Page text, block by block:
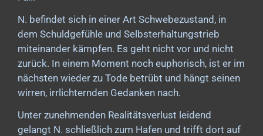
N. befindet sich in einer Art Schwebezustand, in
dem Schuldgefühle und Selbsterhaltungstrieb
miteinander kämpfen. Es geht nicht vor und nicht
zurück. In einem Moment noch euphorisch, ist er im
nächsten wieder zu Tode betrübt und hängt seinen
wirren, irrlichternden Gedanken nach.
Unter zunehmenden Realitätsverlust leidend
gelangt N. schließlich zum Hafen und trifft dort auf